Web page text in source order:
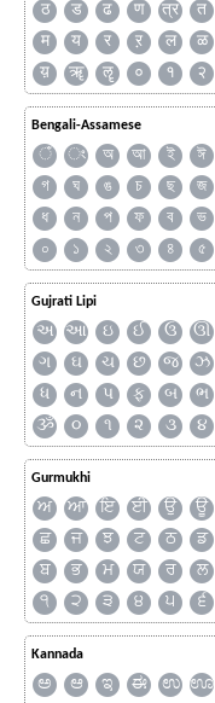
ठ
ड ढ ण त्र त
म
य र ऱ ल ळ
य़
ॠ ॡ ० १ २
Bengali-Assamese
ঁ ং অ আ ই ঈ
গ
ঘ ঙ চ ছ জ
ধ
ন প ফ ব ভ
০
১ ২ ৩ ৪ ৫
Gujrati Lipi
અ આ ઇ ઈ ઉ ઊ
ગ
ઘ ચ છ જ ઝ
ધ
ન પ ફ બ ભ
ૐ
૦ ૧ ૨ ૩ ૪
Gurmukhi
ਅ ਆ ਇ ਈ ਉ ਊ
ਛ
ਜ ਝ ਟ ਠ ਡ
ਬ
ਭ ਮ ਯ ਰ ਲ
੧
੨ ੩ ੪ ੫ ੬
Kannada
ಅ ಆ ಇ ಈ ಉ ಊ